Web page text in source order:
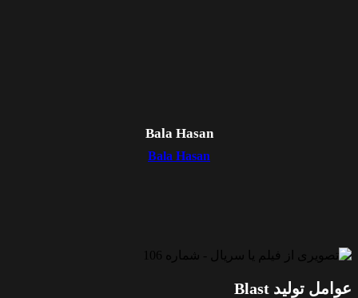
Bala Hasan
Bala Hasan
عوامل تولید Blast